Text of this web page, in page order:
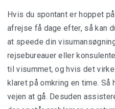
Hvis du spontant er hoppet
afrejse få dage efter, så kan
at speede din
rejsebureauer eller
til visummet, og hvis det
klaret på omkring en time. Så
vejen at gå. Desuden